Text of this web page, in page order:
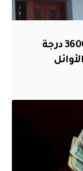
مجلس الخدمة ينفي سرقة أكثر من 3600 درجة